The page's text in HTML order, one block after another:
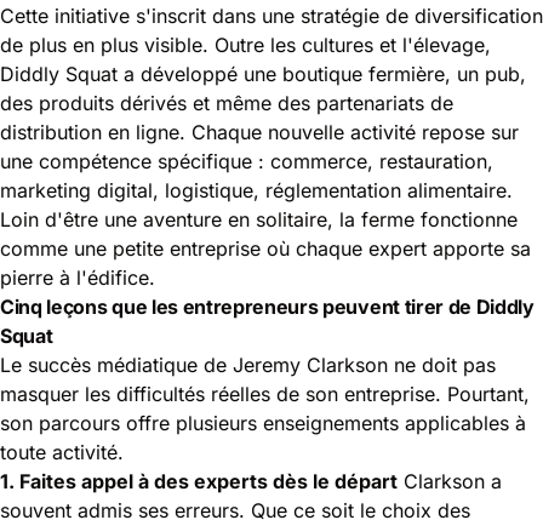
Cette initiative s'inscrit dans une stratégie de diversification
de plus en plus visible. Outre les cultures et l'élevage,
Diddly Squat a développé une boutique fermière, un pub,
des produits dérivés et même des partenariats de
distribution en ligne. Chaque nouvelle activité repose sur
une compétence spécifique : commerce, restauration,
marketing digital, logistique, réglementation alimentaire.
Loin d'être une aventure en solitaire, la ferme fonctionne
comme une petite entreprise où chaque expert apporte sa
pierre à l'édifice.
Cinq leçons que les entrepreneurs peuvent tirer de Diddly
Squat
Le succès médiatique de Jeremy Clarkson ne doit pas
masquer les difficultés réelles de son entreprise. Pourtant,
son parcours offre plusieurs enseignements applicables à
toute activité.
1. Faites appel à des experts dès le départ Clarkson a
souvent admis ses erreurs. Que ce soit le choix des